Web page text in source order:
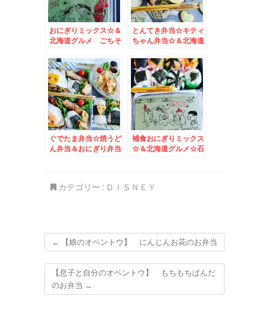
おにぎりミックス☆＆
北海道グルメ ごちそ
とんてき弁当☆キティ
ちゃん弁当☆＆北海道
鮮丼☆
ぐでたま弁当☆焼うど
ん弁当＆おにぎり弁当
補食おにぎりミックス
☆＆北海道グルメ☆石
カテゴリー : ＤＩＳＮＥＹ
← 【娘のオベントウ】 にんじんお花のお弁当
【息子と自分のオベントウ】 もちもちぱんだ
のお弁当 →